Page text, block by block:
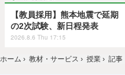
【教員採用】熊本地震で延期
の2次試験、新日程発表
2026.8.6 Thu 17:15
ホーム › 教材・サービス › 授業 › 記事